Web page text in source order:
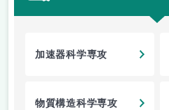
加速器科学専攻
物質構造科学専攻